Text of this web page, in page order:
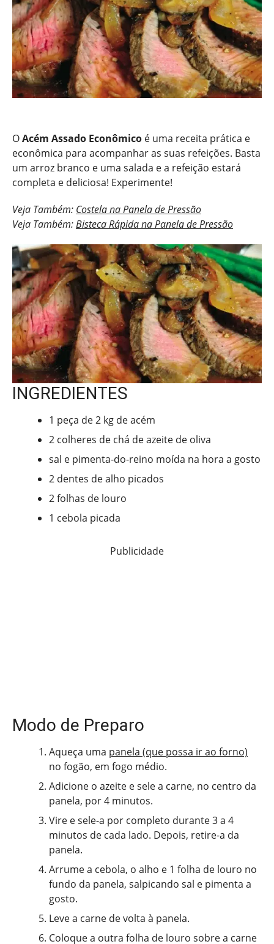
OAcém Assado Econômico é uma receita prática e
econômica para acompanhar as suas refeições. Basta
um arroz branco e uma salada e a refeição estará
completa e deliciosa! Experimente!
Veja Também: Costela na Panela de Pressão
Veja Também:Bisteca Rápida na Panela de Pressão
INGREDIENTES
1 peça de 2 kg de acém
2 colheres de chá de azeite de oliva
sal e pimenta-do-reino moída na hora a gosto
2 dentes de alho picados
2 folhas de louro
1 cebola picada
Publicidade
Modo de Preparo
Aqueça uma panela (que possa ir ao forno)
no fogão, em fogo médio.
Adicione o azeite e sele a carne, no centro da
panela, por 4 minutos.
Vire e sele-a por completo durante 3 a 4
minutos de cada lado. Depois, retire-a da
panela.
Arrume a cebola, o alho e 1 folha de louro no
fundo da panela, salpicando sal e pimenta a
gosto.
Leve a carne de volta à panela.
Coloque a outra folha de louro sobre a carne